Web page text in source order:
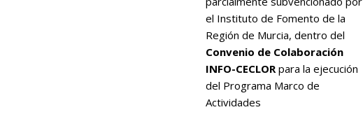
el Instituto de Fomento de la
Región de Murcia, dentro del
Convenio de Colaboración
INFO-CECLOR para la ejecución
del Programa Marco de
Actividades